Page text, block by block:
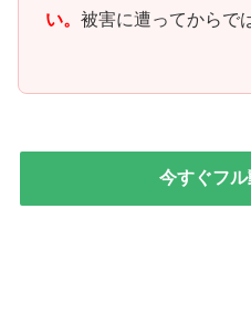
い。 被害に遭ってからで
今すぐフ